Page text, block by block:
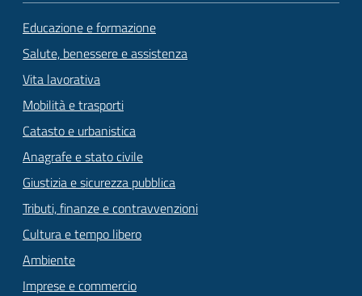
Educazione e formazione
Salute, benessere e assistenza
Vita lavorativa
Mobilità e trasporti
Catasto e urbanistica
Anagrafe e stato civile
Giustizia e sicurezza pubblica
Tributi, finanze e contravvenzioni
Cultura e tempo libero
Ambiente
Imprese e commercio